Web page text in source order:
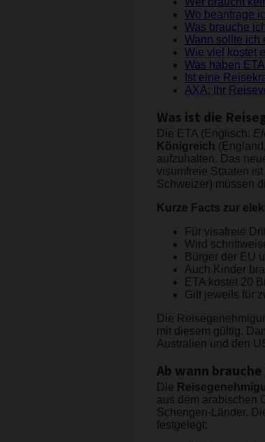
Wo beantrage
Was brauche
Wann sollte ich
Wie viel kostet
Was haben
Ist eine
AXA: Ihr
Was ist die
Die ETA (Englisch:
Königreich
aufzuhalten. Das
visumfreie Staaten
Schweizer) müssen
Kurze Facts zur
Für visafreie
Wird
Bürger der EU
Auch Kinder
ETA kostet 20
Gilt jeweils für
Die
mit diesem gültig.
Australien und den
Ab wann
Die
aus dem arabischen
Schengen-Länder.
festgelegt: